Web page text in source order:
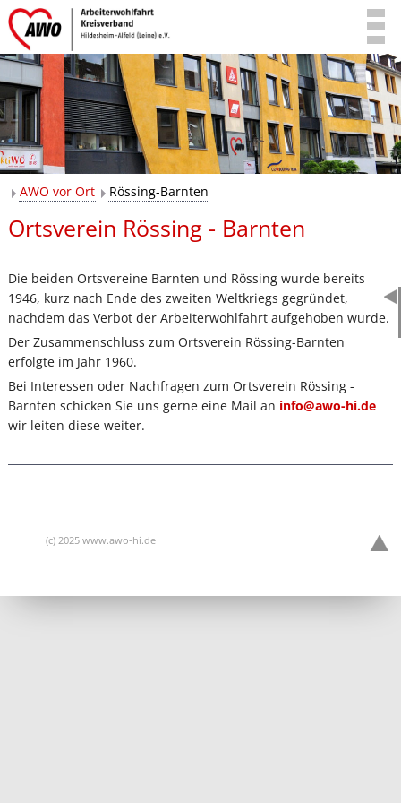
AWO vor Ort Rössing-Barnten
Ortsverein Rössing - Barnten
Die beiden Ortsvereine Barnten und Rössing wurde bereits
1946, kurz nach Ende des zweiten Weltkriegs gegründet,
nachdem das Verbot der Arbeiterwohlfahrt aufgehoben wurde.
Der Zusammenschluss zum Ortsverein Rössing-Barnten
erfolgte im Jahr 1960.
Bei Interessen oder Nachfragen zum Ortsverein Rössing -
Barnten schicken Sie uns gerne eine Mail an info@awo-hi.de
wir leiten diese weiter.
(c) 2025 www.awo-hi.de